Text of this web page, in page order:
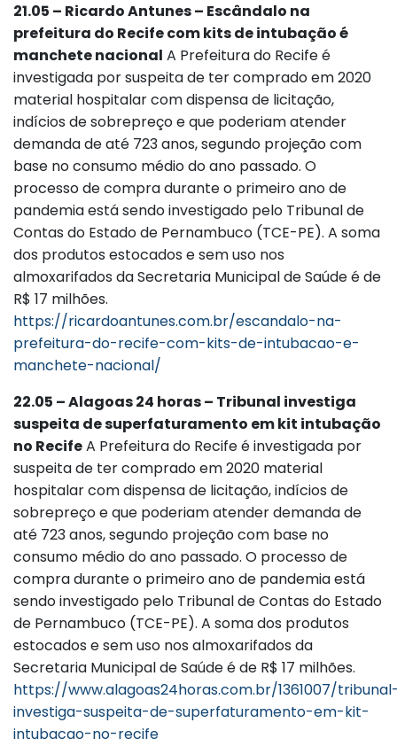
21.05 – Ricardo Antunes – Escândalo na
prefeitura do Recife com kits de intubação é
manchete nacional A Prefeitura do Recife é
investigada por suspeita de ter comprado em 2020
material hospitalar com dispensa de licitação,
indícios de sobrepreço e que poderiam atender
demanda de até 723 anos, segundo projeção com
base no consumo médio do ano passado. O
processo de compra durante o primeiro ano de
pandemia está sendo investigado pelo Tribunal de
Contas do Estado de Pernambuco (TCE-PE). A soma
dos produtos estocados e sem uso nos
almoxarifados da Secretaria Municipal de Saúde é de
R$ 17 milhões.
https://ricardoantunes.com.br/escandalo-na-
prefeitura-do-recife-com-kits-de-intubacao-e-
manchete-nacional/
22.05 – Alagoas 24 horas – Tribunal investiga
suspeita de superfaturamento em kit intubação
no RecifeA Prefeitura do Recife é investigada por
suspeita de ter comprado em 2020 material
hospitalar com dispensa de licitação, indícios de
sobrepreço e que poderiam atender demanda de
até 723 anos, segundo projeção com base no
consumo médio do ano passado. O processo de
compra durante o primeiro ano de pandemia está
sendo investigado pelo Tribunal de Contas do Estado
de Pernambuco (TCE-PE). A soma dos produtos
estocados e sem uso nos almoxarifados da
Secretaria Municipal de Saúde é de R$ 17 milhões.
https://www.alagoas24horas.com.br/1361007/
investiga-suspeita-de-superfaturamento-em-kit-
intubacao-no-recife